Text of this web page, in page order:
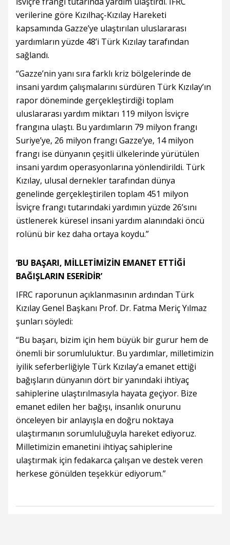
verilerine göre Kızılhaç-Kızılay Hareketi
kapsamında Gazze’ye ulaştırılan uluslararası
yardımların yüzde 48’i Türk Kızılay tarafından
sağlandı.
“Gazze’nin yanı sıra farklı kriz bölgelerinde de
insani yardım çalışmalarını sürdüren Türk Kızılay’ın
rapor döneminde gerçekleştirdiği toplam
uluslararası yardım miktarı 119 milyon İsviçre
frangına ulaştı. Bu yardımların 79 milyon frangı
Suriye’ye, 26 milyon frangı Gazze’ye, 14 milyon
frangı ise dünyanın çeşitli ülkelerinde yürütülen
insani yardım operasyonlarına yönlendirildi. Türk
Kızılay, ulusal dernekler tarafından dünya
genelinde gerçekleştirilen toplam 451 milyon
İsviçre frangı tutarındaki yardımın yüzde 26’sını
üstlenerek küresel insani yardım alanındaki öncü
rolünü bir kez daha ortaya koydu.”
‘BU BAŞARI, MİLLETİMİZİN EMANET ETTİĞİ
BAĞIŞLARIN ESERİDİR’
IFRC raporunun açıklanmasının ardından Türk
Kızılay Genel Başkanı Prof. Dr. Fatma Meriç Yılmaz
şunları söyledi:
“Bu başarı, bizim için hem büyük bir gurur hem de
önemli bir sorumluluktur. Bu yardımlar, milletimizin
iyilik seferberliğiyle Türk Kızılay’a emanet ettiği
bağışların dünyanın dört bir yanındaki ihtiyaç
sahiplerine ulaştırılmasıyla hayata geçiyor. Bize
emanet edilen her bağışı, insanlık onurunu
önceleyen bir anlayışla en doğru noktaya
ulaştırmanın sorumluluğuyla hareket ediyoruz.
Milletimizin emanetini ihtiyaç sahiplerine
ulaştırmak için fedakarca çalışan ve destek veren
herkese gönülden teşekkür ediyorum.”